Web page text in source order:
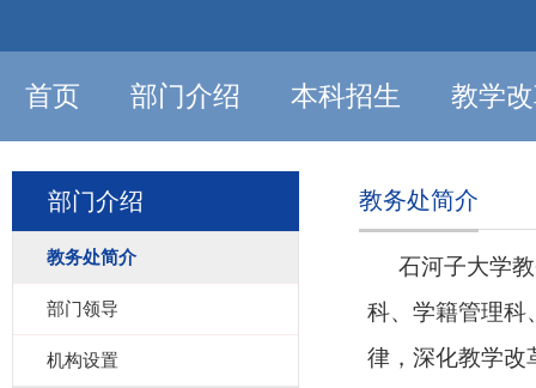
首页 部门介绍 本科招生 教学
部门介绍
教务处简介
部门领导
机构设置
教务处简介
石河子大学
科、学籍管理科
律，深化教学改